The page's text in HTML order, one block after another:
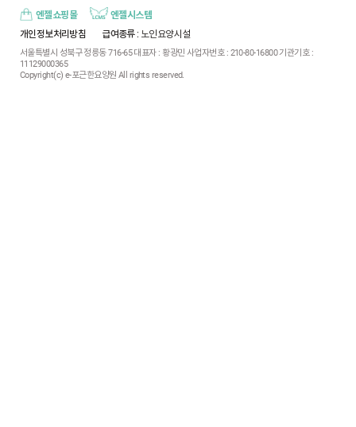
엔젤쇼핑몰
엔젤시스템
개인정보처리방침
급여종류 : 노인요양시설
서울특별시 성북구 정릉동 716-65 대표자 : 황광민 사업자번호 : 210-80-16800 기관기호 :
11129000365
Copyright(c) e-포근한요양원 All rights reserved.